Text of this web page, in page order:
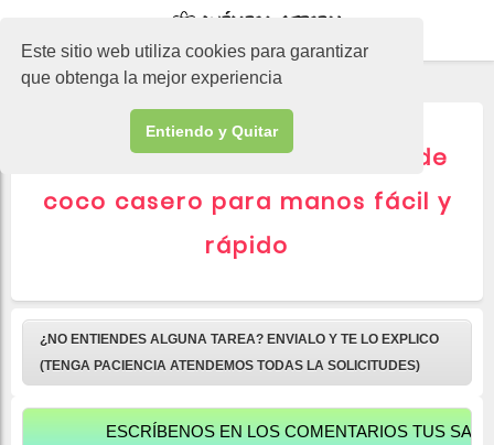
Este sitio web utiliza cookies para garantizar
que obtenga la mejor experiencia
Entiendo y Quitar
Cómo hacer jabón líquido de
coco casero para manos fácil y
rápido
¿NO ENTIENDES ALGUNA TAREA? ENVIALO Y TE LO EXPLICO
(TENGA PACIENCIA ATENDEMOS TODAS LA SOLICITUDES)
ESCRÍBENOS EN LOS COMENTARIOS TUS SALUDOS